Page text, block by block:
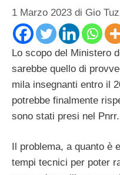
1 Marzo 2023 di Gio
Lo scopo del Ministero
sarebbe quello di
mila insegnanti entro il
potrebbe finalmente
sono stati presi nel Pnrr.
Il problema, a quanto è
tempi tecnici per poter